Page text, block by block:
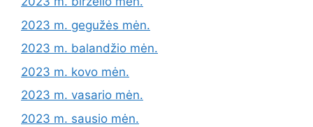
2023 m. gegužės mėn.
2023 m. balandžio mėn.
2023 m. kovo mėn.
2023 m. vasario mėn.
2023 m. sausio mėn.